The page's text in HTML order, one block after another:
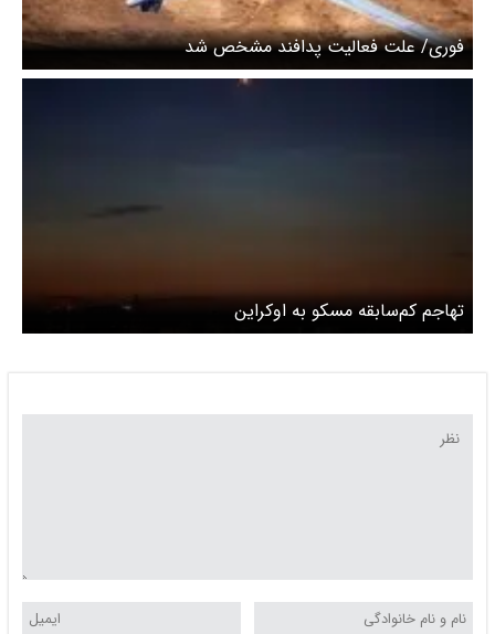
فوری/ علت فعالیت پدافند مشخص شد
‌تهاجم کم‌سابقه مسکو به اوکراین